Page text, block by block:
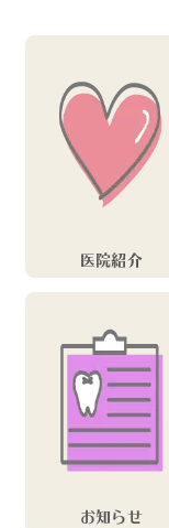
医院紹介
お知らせ